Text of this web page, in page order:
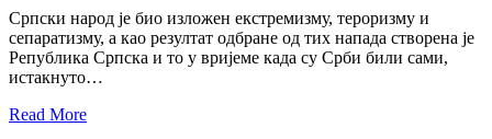
Српски народ је био изложен екстремизму, тероризму и
сепаратизму, а као резултат одбране од тих напада створена је
Република Српска и то у вријеме када су Срби били сами,
истакнуто…
Read More